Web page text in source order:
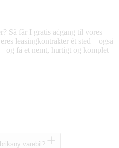
Så får I gratis adgang til vores
leasingkontrakter ét sted – også
og få et nemt, hurtigt og komplet
varebil?